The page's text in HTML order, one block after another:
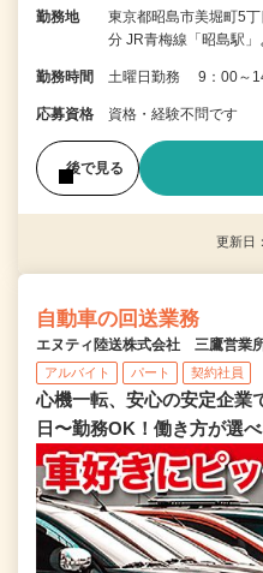
勤務地
東京都昭島市美堀町5
分 JR青梅線「昭島駅
勤務時間 土曜日勤務 9：00～
応募資格 資格・経験不問です
後で見る
更新日
自動車の回送業務
エヌティ陸送株式会社 三鷹営
アルバイト パート 契約社員
心機一転、安心の安定企業
日〜勤務OK！働き方が選